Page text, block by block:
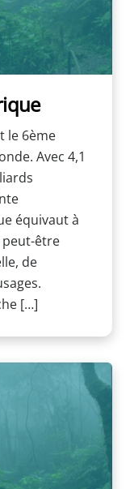
le 6ème
Avec 4,1
équivaut à
peut-être
de
[…]